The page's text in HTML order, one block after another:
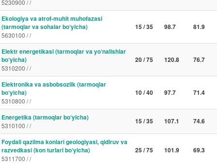
5230900 / /
Ekologiya va atrof-muhit muhofazasi
(tarmoqlar va sohalar bo‘yicha)
5630100 / /
15 / 35 98.7 81.9
Elektr energetikasi (tarmoqlar va yo‘nalishlar
bo‘yicha)
5310200 / /
20 / 75 120.8 76.7
Elektronika va asbobsozlik (tarmoqlar
bo‘yicha)
5310800 / /
10 / 40 97.7 71.4
Energetika (tarmoqlar bo‘yicha)
5310100 / /
15 / 35 107.1 74.6
Foydali qazilma konlari geologiyasi, qidiruv va
razvedkasi (kon turlari bo‘yicha)
5311700 / /
25 / 75 101.9 69.3